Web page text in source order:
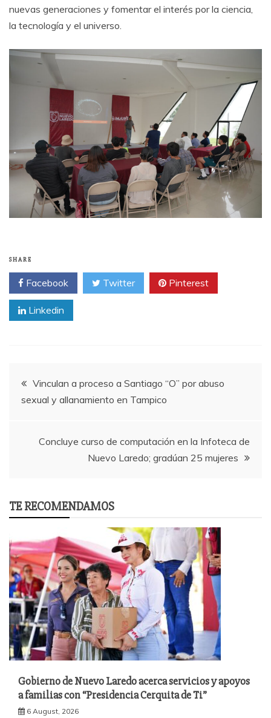
nuevas generaciones y fomentar el interés por la ciencia,
la tecnología y el universo.
SHARE
Facebook Twitter Pinterest
Linkedin
Post
navigation
Vinculan a proceso a Santiago “O” por abuso
sexual y allanamiento en Tampico
Concluye curso de computación en la Infoteca de
Nuevo Laredo; gradúan 25 mujeres
TE RECOMENDAMOS
Gobierno de Nuevo Laredo acerca servicios y apoyos
a familias con “Presidencia Cerquita de Ti”
6 August, 2026